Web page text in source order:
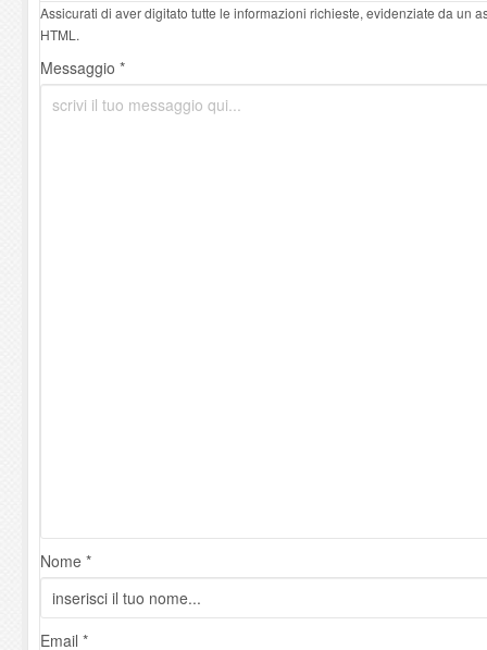
Assicurati di aver digitato tutte le informazioni richieste, evidenziate da un
HTML.
Messaggio *
Nome *
Email *